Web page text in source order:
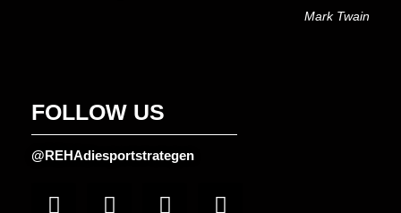
Mark Twain
FOLLOW US
@REHAdiesportstrategen